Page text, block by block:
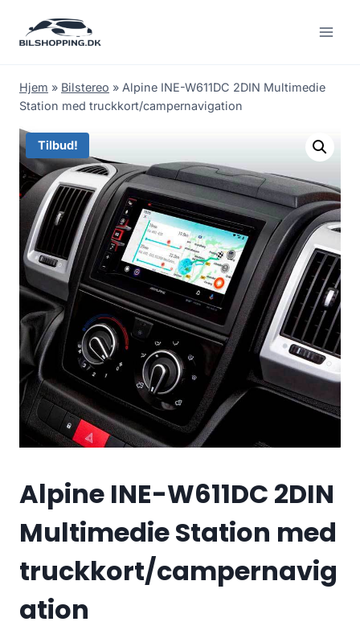
Hjem » Bilstereo » Alpine INE-W611DC 2DIN Multimedie
Station med truckkort/campernavigation
Tilbud!
Alpine INE-W611DC 2DIN
Multimedie Station med
truckkort/campernavig
ation